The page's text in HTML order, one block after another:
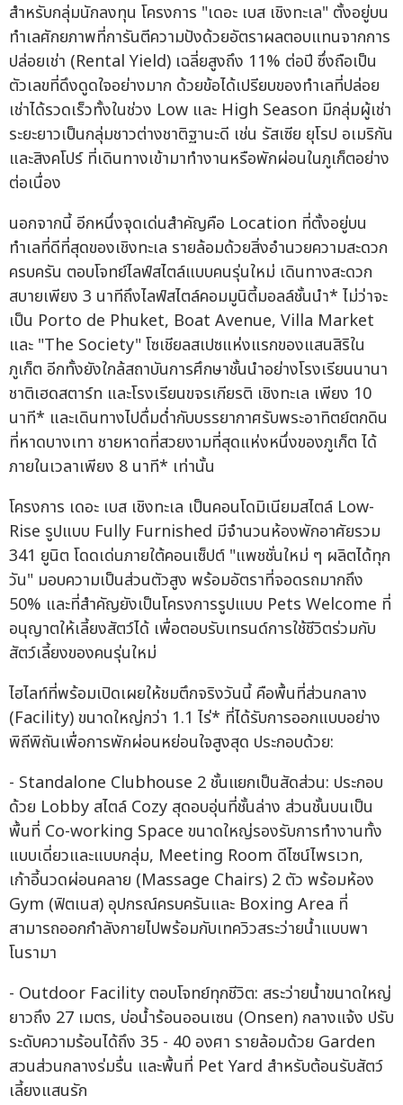
สำหรับกลุ่มนักลงทุน โครงการ "เดอะ เบส เชิงทะเล" ตั้งอยู่บน
ทำเลศักยภาพที่การันตีความปังด้วยอัตราผลตอบแทนจากการ
ปล่อยเช่า (Rental Yield) เฉลี่ยสูงถึง 11% ต่อปี ซึ่งถือเป็น
ตัวเลขที่ดึงดูดใจอย่างมาก ด้วยข้อได้เปรียบของทำเลที่ปล่อย
เช่าได้รวดเร็วทั้งในช่วง Low และ High Season มีกลุ่มผู้เช่า
ระยะยาวเป็นกลุ่มชาวต่างชาติฐานะดี เช่น รัสเซีย ยุโรป อเมริกัน
และสิงคโปร์ ที่เดินทางเข้ามาทำงานหรือพักผ่อนในภูเก็ตอย่าง
ต่อเนื่อง
นอกจากนี้ อีกหนึ่งจุดเด่นสำคัญคือ Location ที่ตั้งอยู่บน
ทำเลที่ดีที่สุดของเชิงทะเล รายล้อมด้วยสิ่งอำนวยความสะดวก
ครบครัน ตอบโจทย์ไลฟ์สไตล์แบบคนรุ่นใหม่ เดินทางสะดวก
สบายเพียง 3 นาทีถึงไลฟ์สไตล์คอมมูนิตี้มอลล์ชั้นนำ* ไม่ว่าจะ
เป็น Porto de Phuket, Boat Avenue, Villa Market
และ "The Society" โซเชียลสเปซแห่งแรกของแสนสิริใน
ภูเก็ต อีกทั้งยังใกล้สถาบันการศึกษาชั้นนำอย่างโรงเรียนนานา
ชาติเฮดสตาร์ท และโรงเรียนขจรเกียรติ เชิงทะเล เพียง 10
นาที* และเดินทางไปดื่มด่ำกับบรรยากาศรับพระอาทิตย์ตกดิน
ที่หาดบางเทา ชายหาดที่สวยงามที่สุดแห่งหนึ่งของภูเก็ต ได้
ภายในเวลาเพียง 8 นาที* เท่านั้น
โครงการ เดอะ เบส เชิงทะเล เป็นคอนโดมิเนียมสไตล์ Low-
Rise รูปแบบ Fully Furnished มีจำนวนห้องพักอาศัยรวม
341 ยูนิต โดดเด่นภายใต้คอนเซ็ปต์ "แพชชั่นใหม่ ๆ ผลิตได้ทุก
วัน" มอบความเป็นส่วนตัวสูง พร้อมอัตราที่จอดรถมากถึง
50% และที่สำคัญยังเป็นโครงการรูปแบบ Pets Welcome ที่
อนุญาตให้เลี้ยงสัตว์ได้ เพื่อตอบรับเทรนด์การใช้ชีวิตร่วมกับ
สัตว์เลี้ยงของคนรุ่นใหม่
ไฮไลท์ที่พร้อมเปิดเผยให้ชมตึกจริงวันนี้ คือพื้นที่ส่วนกลาง
(Facility) ขนาดใหญ่กว่า 1.1 ไร่* ที่ได้รับการออกแบบอย่าง
พิถีพิถันเพื่อการพักผ่อนหย่อนใจสูงสุด ประกอบด้วย:
- Standalone Clubhouse 2 ชั้นแยกเป็นสัดส่วน: ประกอบ
ด้วย Lobby สไตล์ Cozy สุดอบอุ่นที่ชั้นล่าง ส่วนชั้นบนเป็น
พื้นที่ Co-working Space ขนาดใหญ่รองรับการทำงานทั้ง
แบบเดี่ยวและแบบกลุ่ม, Meeting Room ดีไซน์ไพรเวท,
เก้าอี้นวดผ่อนคลาย (Massage Chairs) 2 ตัว พร้อมห้อง
Gym (ฟิตเนส) อุปกรณ์ครบครันและ Boxing Area ที่
สามารถออกกำลังกายไปพร้อมกับเทควิวสระว่ายน้ำแบบพา
โนรามา
- Outdoor Facility ตอบโจทย์ทุกชีวิต: สระว่ายน้ำขนาดใหญ่
ยาวถึง 27 เมตร, บ่อน้ำร้อนออนเซน (Onsen) กลางแจ้ง ปรับ
ระดับความร้อนได้ถึง 35 - 40 องศา รายล้อมด้วย Garden
สวนส่วนกลางร่มรื่น และพื้นที่ Pet Yard สำหรับต้อนรับสัตว์
เลี้ยงแสนรัก